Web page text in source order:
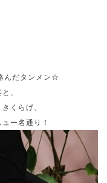
んだタンメン☆
、
くらげ、
ー名通り！